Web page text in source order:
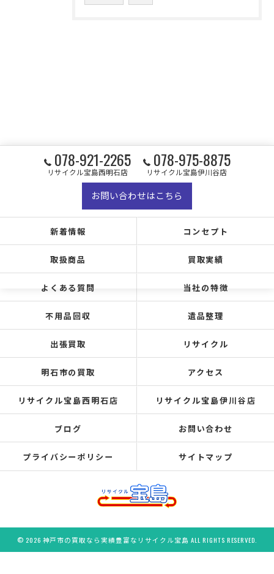
078-921-2265
リサイクル宝島西明石店
078-975-8875
リサイクル宝島伊川谷店
お問い合わせはこちら
新着情報 コンセプト
取扱商品 買取実績
よくある質問 当社の特徴
不用品回収 遺品整理
出張買取 リサイクル
明石市の買取 アクセス
リサイクル宝島西明石店 リサイクル宝島伊川谷店
ブログ お問い合わせ
プライバシーポリシー サイトマップ
© 2026 神戸市の買取なら実績豊富なリサイクル宝島 ALL RIGHTS RESERVED.